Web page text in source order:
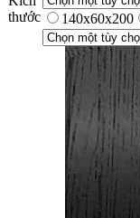
thước
140x60x200